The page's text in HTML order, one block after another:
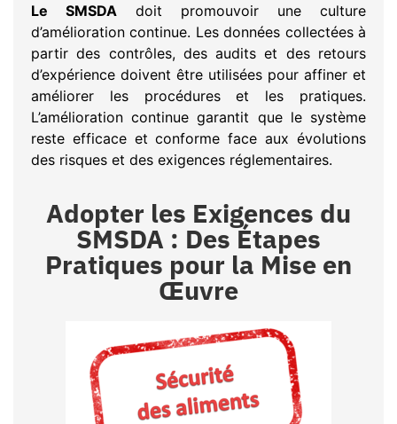
Le SMSDA doit promouvoir une culture
d’amélioration continue. Les données collectées à
partir des contrôles, des audits et des retours
d’expérience doivent être utilisées pour affiner et
améliorer les procédures et les pratiques.
L’amélioration continue garantit que le système
reste efficace et conforme face aux évolutions
des risques et des exigences réglementaires.
Adopter les Exigences du
SMSDA : Des Étapes
Pratiques pour la Mise en
Œuvre